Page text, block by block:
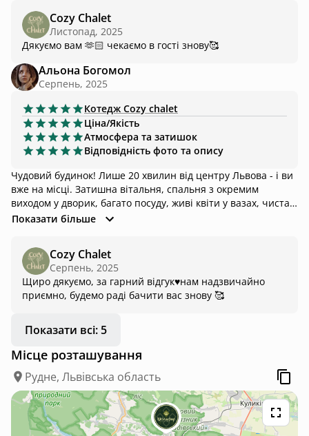
Cozy Chalet
Листопад, 2025
Дякуємо вам 🫶🏻 чекаємо в гості знову🥰
Альона Богомол
Серпень, 2025
Котедж Cozy chalet
Ціна/Якість
Атмосфера та затишок
Відповідність фото та опису
Чудовий будинок! Лише 20 хвилин від центру Львова - і ви
вже на місці. Затишна вітальня, спальня з окремим
виходом у дворик, багато посуду, живі квіти у вазах, чиста
ванна кімната з милим віконцем. У дворі - басейн з
територія підсвічується вуличними лампами, тож
атмосфера дуже затишна. Ми святкували дівич-вечір і
бронювали на одну ніч. Завдяки hutshub вдалося спіймати
вільну дату між іншими бронюваннями. Цей будиночок
дуже популярний, і знайти віконце - ще той виклик 😅
Показати більше
Cozy Chalet
Серпень, 2025
Щиро дякуємо, за гарний відгук♥️нам надзвичайно
приємно, будемо раді бачити вас знову 🥰
Показати всі: 5
Місце розташування
Рудне, Львівська область